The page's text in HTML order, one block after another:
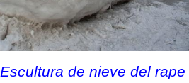
Escultura de nieve del rape